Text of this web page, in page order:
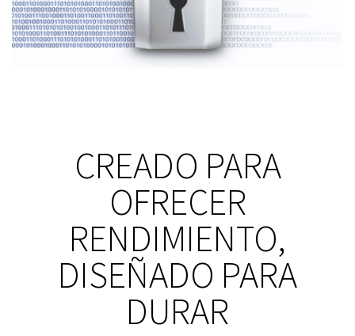
CREADO PARA
OFRECER
RENDIMIENTO,
DISEÑADO PARA
DURAR